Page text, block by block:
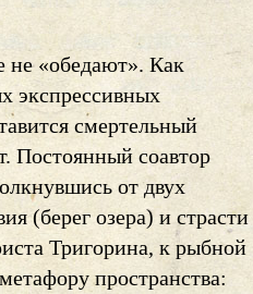
не «обедают». Как
экспрессивных
смертельный
Постоянный соавтор
от двух
(берег озера) и страсти
Тригорина, к рыбной
пространства: